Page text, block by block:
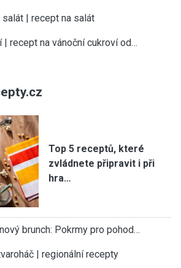
| recept na salát
| recept na vánoční cukroví od…
Top 5 receptů, které
zvládnete připravit i při
hra…
brunch: Pokrmy pro pohod…
| regionální recepty